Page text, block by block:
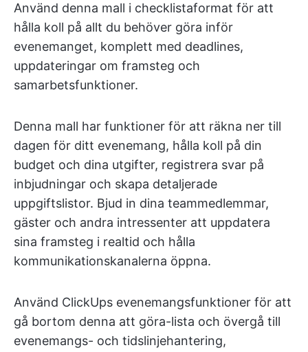
Använd denna mall i checklistaformat för att
hålla koll på allt du behöver göra inför
evenemanget, komplett med deadlines,
uppdateringar om framsteg och
samarbetsfunktioner.
Denna mall har funktioner för att räkna ner till
dagen för ditt evenemang, hålla koll på din
budget och dina utgifter, registrera svar på
inbjudningar och skapa detaljerade
uppgiftslistor. Bjud in dina teammedlemmar,
gäster och andra intressenter att uppdatera
sina framsteg i realtid och hålla
kommunikationskanalerna öppna.
Använd ClickUps evenemangsfunktioner för att
gå bortom denna att göra-lista och övergå till
evenemangs- och tidslinjehantering,